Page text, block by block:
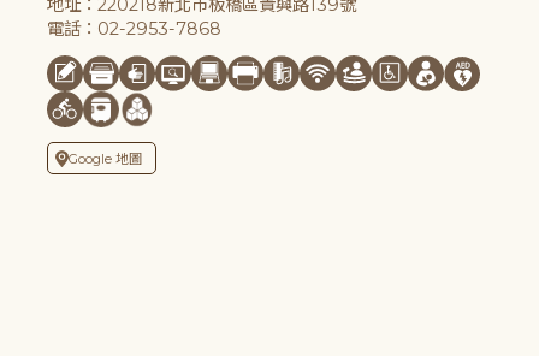
地址：220218新北市板橋區貴興路139號
電話：02-2953-7868
Google 地圖